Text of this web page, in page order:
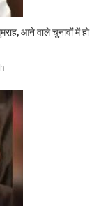
आने वाले चुनावों में हो